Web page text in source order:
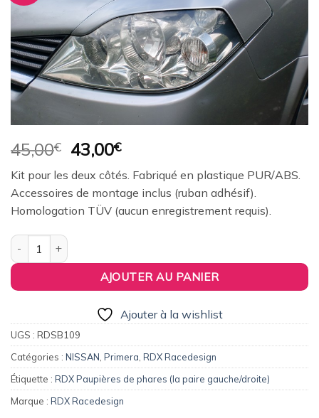
à la
wishlist
45,00€
Le
prix
initial
était :
45,00€.
43,00€Le
prix
actuel
est :
43,00€.
Kit pour les deux côtés. Fabriqué en plastique PUR/ABS.
Accessoires de montage inclus (ruban adhésif).
Homologation TÜV (aucun enregistrement requis).
quantité de paupières de phares (la paire) RDX pour NISSAN
AJOUTER AU PANIER
Ajouter à la wishlist
UGS : RDSB109
Catégories : NISSAN Primera RDX Racedesign
Étiquette : RDX Paupières de phares (la paire gauche/droite)
Marque : RDX Racedesign